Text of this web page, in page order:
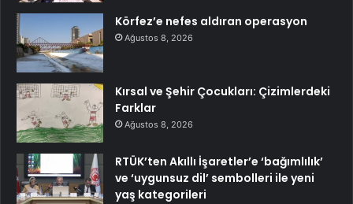
Körfez’e nefes aldıran operasyon
Ağustos 8, 2026
Kırsal ve Şehir Çocukları: Çizimlerdeki
Farklar
Ağustos 8, 2026
RTÜK’ten Akıllı İşaretler’e ‘bağımlılık’
ve ‘uygunsuz dil’ sembolleri ile yeni
yaş kategorileri